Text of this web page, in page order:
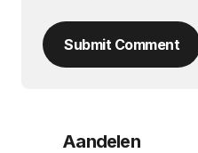
Submit Comment
Aandelen